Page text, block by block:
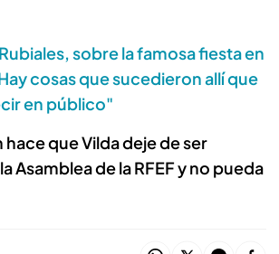
sobre la famosa fiesta en
cosas que sucedieron allí que
en público"
hace que Vilda deje de ser
Asamblea de la RFEF y no pueda